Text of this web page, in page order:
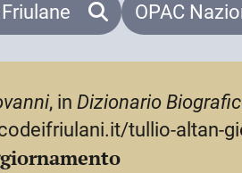
52. OPAC
, in Dizionario
tullio-altan-